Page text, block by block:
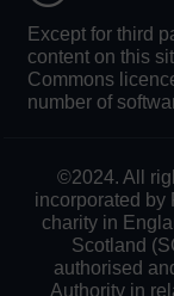
Except for third
content on this
Commons
number of
©2024. All
incorporated by
charity in
Scotland
authorised
Authority in